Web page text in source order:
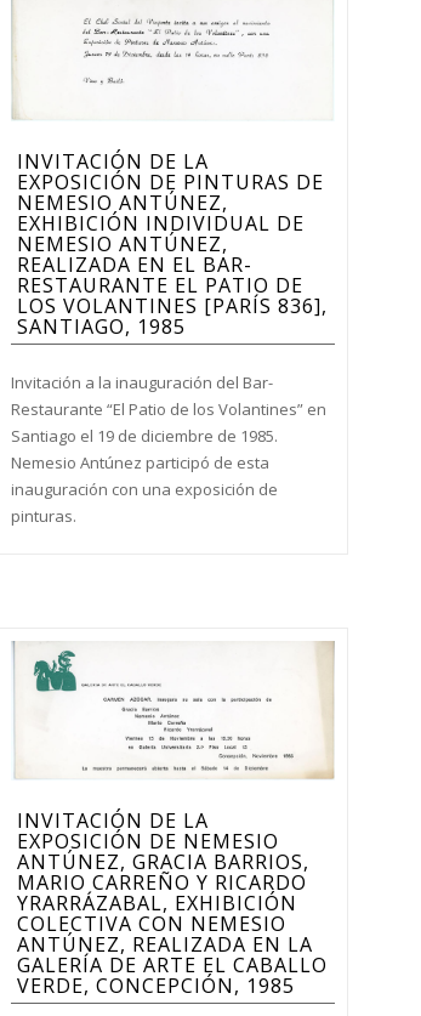
INVITACIÓN DE LA
EXPOSICIÓN DE PINTURAS DE
NEMESIO ANTÚNEZ,
EXHIBICIÓN INDIVIDUAL DE
NEMESIO ANTÚNEZ,
REALIZADA EN EL BAR-
RESTAURANTE EL PATIO DE
LOS VOLANTINES [PARÍS 836],
SANTIAGO, 1985
Invitación a la inauguración del Bar-
Restaurante “El Patio de los Volantines” en
Santiago el 19 de diciembre de 1985.
Nemesio Antúnez participó de esta
inauguración con una exposición de
pinturas.
INVITACIÓN DE LA
EXPOSICIÓN DE NEMESIO
ANTÚNEZ, GRACIA BARRIOS,
MARIO CARREÑO Y RICARDO
YRARRÁZABAL, EXHIBICIÓN
COLECTIVA CON NEMESIO
ANTÚNEZ, REALIZADA EN LA
GALERÍA DE ARTE EL CABALLO
VERDE, CONCEPCIÓN, 1985